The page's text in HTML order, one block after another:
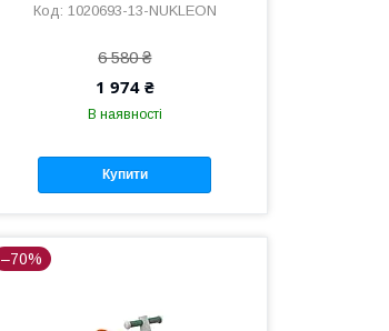
1020693-13-NUKLEON
6 580 ₴
1 974 ₴
В наявності
Купити
–70%